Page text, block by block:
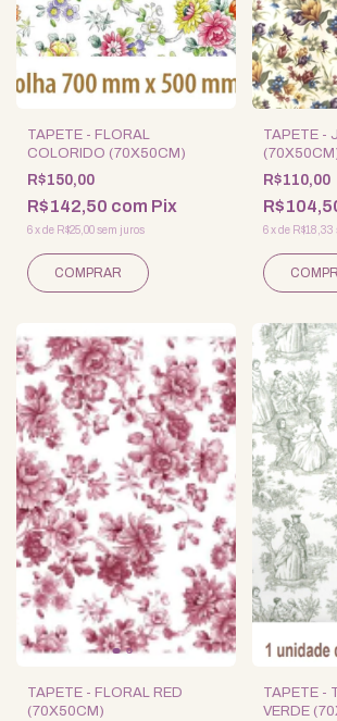
TAPETE - FLORAL
COLORIDO (70X50CM)
R$150,00
R$142,50 com Pix
6xde R$25,00sem juros
TAPETE -
R$110,00
6 xde R$18,33
TAPETE - FLORAL RED
(70X50CM)
TAPETE -
VERDE